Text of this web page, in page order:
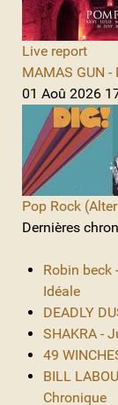
Live report
MAMAS GUN
01 Aoû 2026
Pop Rock
Dernières
Robin beck
Idéale
DEADLY
SHAKRA -
49
BILL
Chronique